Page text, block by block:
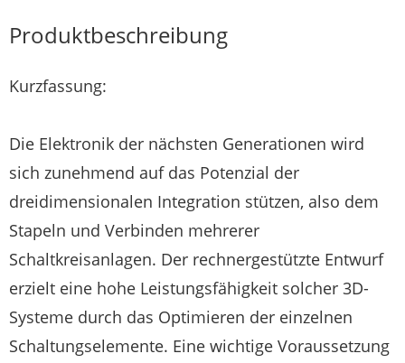
Produktbeschreibung
Kurzfassung:
Die Elektronik der nächsten Generationen wird
sich zunehmend auf das Potenzial der
dreidimensionalen Integration stützen, also dem
Stapeln und Verbinden mehrerer
Schaltkreisanlagen. Der rechnergestützte Entwurf
erzielt eine hohe Leistungsfähigkeit solcher 3D-
Systeme durch das Optimieren der einzelnen
Schaltungselemente. Eine wichtige Voraussetzung